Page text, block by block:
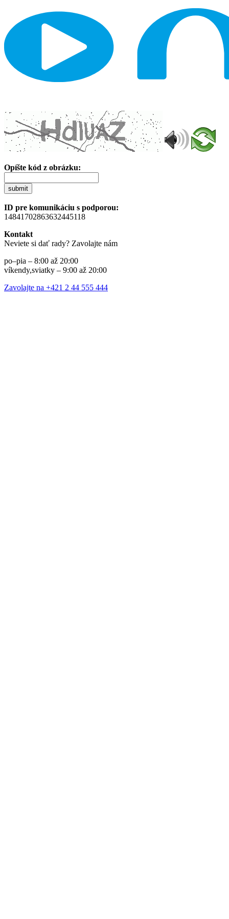
Opíšte kód z obrázku:
submit
ID pre komunikáciu s podporou:
14841702863632445118
Kontakt
Neviete si dať rady? Zavolajte nám
po–pia – 8:00 až 20:00
víkendy,sviatky – 9:00 až 20:00
Zavolajte na +421 2 44 555 444